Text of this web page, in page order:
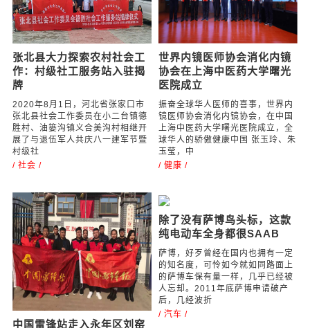
子之一，下文中提到的小师妹名叫
李佳轩也是先生弟子。也许是先生
教的极好，也许师兄弟们悟性极
高，总之先生
/ 社会 /
金秋送爽，丹桂飘香，在这个平常
而又不平凡的夜晚，天中一品音乐
烧烤城正式运行营业了，感谢各位
领导
/ 社会 /
张北县大力探索农村社会工
作：村级社工服务站入驻揭
牌
2020年8月1日，河北省张家口市
张北县社会工作委员在小二台镇德
胜村、油篓沟镇义合美沟村相继开
展了与退伍军人共庆八一建军节暨
村级社
世界内镜医师协会消化内镜
协会在上海中医药大学曙光
医院成立
振奋全球华人医师的喜事，世界内
镜医师协会消化内镜协会，在中国
上海中医药大学曙光医院成立，全
球华人的骄傲健康中国 张玉玲、朱